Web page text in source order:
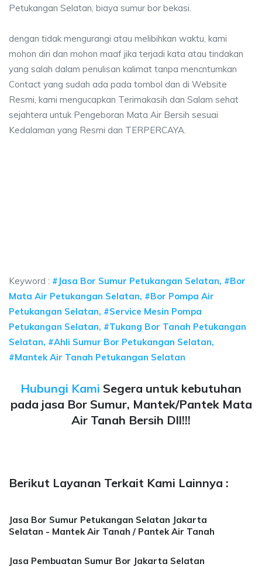
Petukangan Selatan, biaya sumur bor bekasi.
dengan tidak mengurangi atau melibihkan waktu, kami
mohon diri dan mohon maaf jika terjadi kata atau tindakan
yang salah dalam penulisan kalimat tanpa mencntumkan
Contact yang sudah ada pada tombol dan di Website
Resmi, kami mengucapkan Terimakasih dan Salam sehat
sejahtera untuk Pengeboran Mata Air Bersih sesuai
Kedalaman yang Resmi dan TERPERCAYA.
Keyword : #Jasa Bor Sumur Petukangan Selatan, #Bor
Mata Air Petukangan Selatan, #Bor Pompa Air
Petukangan Selatan, #Service Mesin Pompa
Petukangan Selatan, #Tukang Bor Tanah Petukangan
Selatan, #Ahli Sumur Bor Petukangan Selatan,
#Mantek Air Tanah Petukangan Selatan
Hubungi Kami Segera untuk kebutuhan
pada jasa Bor Sumur, Mantek/Pantek Mata
Air Tanah Bersih Dll!!!
Berikut Layanan Terkait Kami Lainnya :
Jasa Bor Sumur Petukangan Selatan Jakarta
Selatan - Mantek Air Tanah / Pantek Air Tanah
Jasa Pembuatan Sumur Bor Jakarta Selatan